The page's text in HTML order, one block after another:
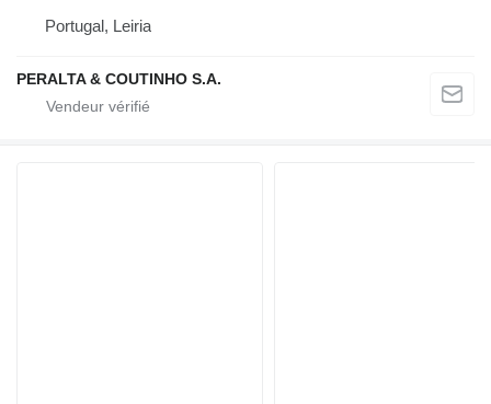
Portugal, Leiria
PERALTA & COUTINHO S.A.